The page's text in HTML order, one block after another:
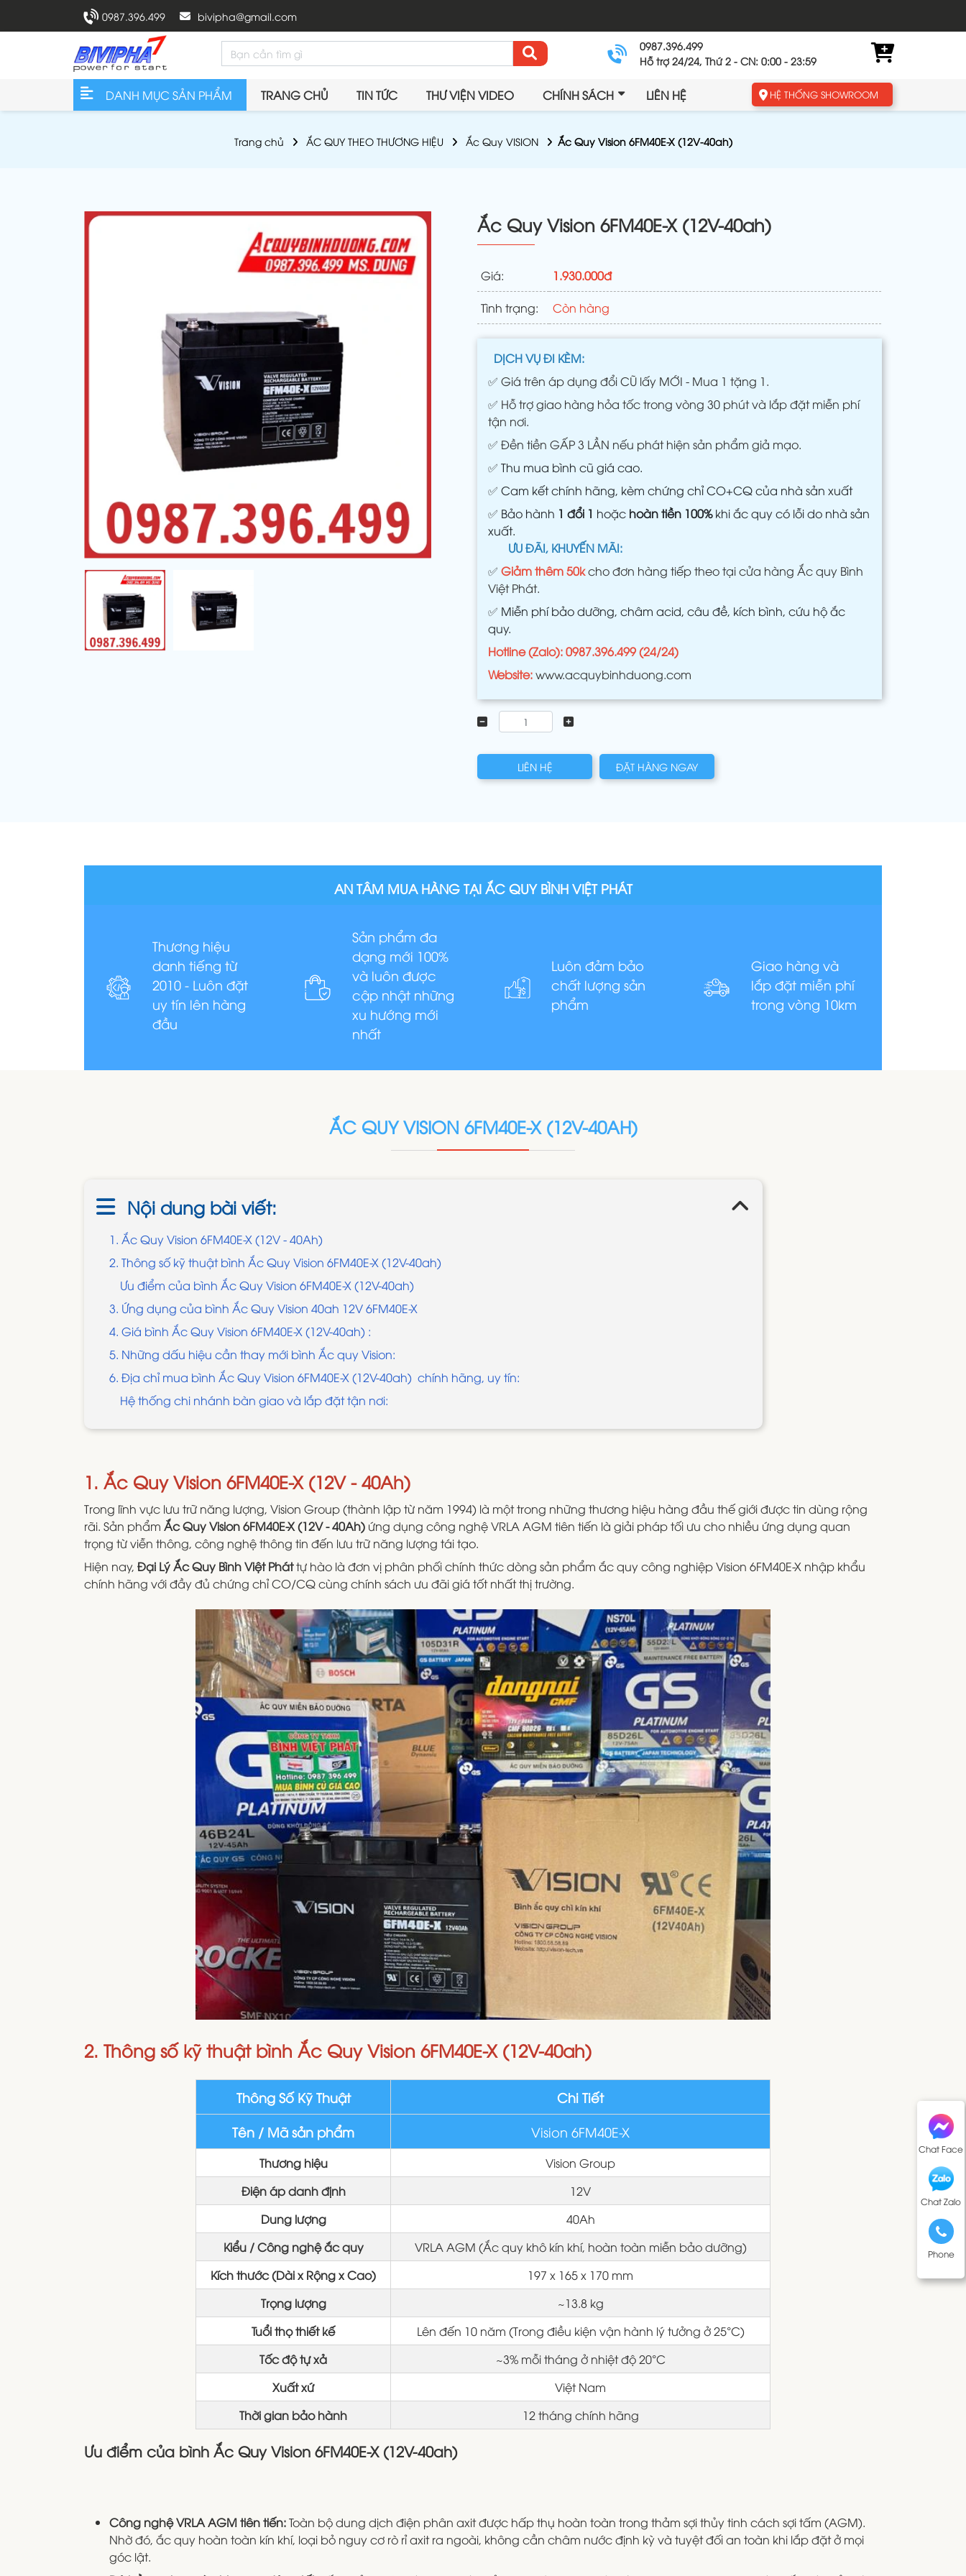
0987.396.499 bivipha@gmail.com
0987.396.499
Hỗ trợ 24/24, Thứ 2 - CN: 0:00 - 23:59
DANH MỤC SẢN PHẨM TRANG CHỦ TIN TỨC THƯ VIỆN VIDEO CHÍNH SÁCH LIÊN HỆ HỆ THỐNG SHOWROOM
Chat Face
Chat Zalo
Phone
Trang chủ ẮC QUY THEO THƯƠNG HIỆU Ắc Quy VISION Ắc Quy Vision 6FM40E-X (12V-40ah)
Ắc Quy Vision 6FM40E-X (12V-40ah)
Giá: 1.930.000đ
Tình trạng: Còn hàng
DỊCH VỤ ĐI KÈM:
✅Giá trên áp dụng đổi CŨ lấy MỚI - Mua 1 tặng 1.
✅ Hỗ trợ giao hàng hỏa tốc trong vòng 30 phút và lắp đặt miễn phí
tận nơi.
✅Đền tiền GẤP 3 LẦN nếu phát hiện sản phẩm giả mạo.
✅Thu mua bình cũ giá cao.
✅Cam kết chính hãng, kèm chứng chỉ CO+CQ của nhà sản xuất
✅ Bảo hành 1 đổi 1 hoặc hoàn tiền 100%khi ắc quy có lỗi do nhà sản
xuất.
ƯU ĐÃI, KHUYẾN MÃI:
✅Giảm thêm 50kcho đơn hàng tiếp theo tại cửa hàng Ắc quy Bình
Việt Phát.
✅ Miễn phí bảo dưỡng, châm acid, câu đề, kích bình, cứu hộ ắc
quy.
Hotline (Zalo): 0987.396.499 (24/24)
Website:www.acquybinhduong.com
LIÊN HỆ ĐẶT HÀNG NGAY
AN TÂM MUA HÀNG TẠI ẮC QUY BÌNH VIỆT PHÁT
Thương hiệu
danh tiếng từ
2010 - Luôn đặt
uy tín lên hàng
đầu
Sản phẩm đa
dạng mới 100%
và luôn được
cập nhật những
xu hướng mới
nhất
Luôn đảm bảo
chất lượng sản
phẩm
Giao hàng và
lắp đặt miễn phí
trong vòng 10km
ẮC QUY VISION 6FM40E-X (12V-40AH)
Nội dung bài viết:
1. Ắc Quy Vision 6FM40E-X (12V - 40Ah)
2. Thông số kỹ thuật bình Ắc Quy Vision 6FM40E-X (12V-40ah)
Ưu điểm của bình Ắc Quy Vision 6FM40E-X (12V-40ah)
3. Ứng dụng của bình Ắc Quy Vision 40ah 12V 6FM40E-X
4. Giá bình Ắc Quy Vision 6FM40E-X (12V-40ah) :
5. Những dấu hiệu cần thay mới bình Ắc quy Vision:
6. Địa chỉ mua bình Ắc Quy Vision 6FM40E-X (12V-40ah) chính hãng, uy tín:
Hệ thống chi nhánh bàn giao và lắp đặt tận nơi:
1. Ắc Quy Vision 6FM40E-X (12V - 40Ah)
Trong lĩnh vực lưu trữ năng lượng, Vision Group (thành lập từ năm 1994) là một trong những thương hiệu hàng đầu thế giới được tin dùng rộng
rãi. Sản phẩm Ắc Quy Vision 6FM40E-X (12V - 40Ah) ứng dụng công nghệ VRLA AGM tiên tiến là giải pháp tối ưu cho nhiều ứng dụng quan
trọng từ viễn thông, công nghệ thông tin đến lưu trữ năng lượng tái tạo.
Hiện nay, Đại Lý Ắc Quy Bình Việt Pháttự hào là đơn vị phân phối chính thức dòng sản phẩm ắc quy công nghiệp Vision 6FM40E-X nhập khẩu
chính hãng với đầy đủ chứng chỉ CO/CQ cùng chính sách ưu đãi giá tốt nhất thị trường.
2. Thông số kỹ thuật bình Ắc Quy Vision 6FM40E-X (12V-40ah)
Thông Số Kỹ Thuật
Chi Tiết
Tên / Mã sản phẩm
Vision 6FM40E-X
Thương hiệu
Vision Group
Điện áp danh định
12V
Dung lượng
40Ah
Kiểu / Công nghệ ắc quy
VRLA AGM (Ắc quy khô kín khí, hoàn toàn miễn bảo dưỡng)
Kích thước (Dài x Rộng x Cao)
197 x 165 x 170 mm
Trọng lượng
~13.8 kg
Tuổi thọ thiết kế
Lên đến 10 năm (Trong điều kiện vận hành lý tưởng ở 25°C)
Tốc độ tự xả
~3% mỗi tháng ở nhiệt độ 20°C
Xuất xứ
Việt Nam
Thời gian bảo hành
12 tháng chính hãng
Ưu điểm của bình Ắc Quy Vision 6FM40E-X (12V-40ah)
Công nghệ VRLA AGM tiên tiến:Toàn bộ dung dịch điện phân axit được hấp thụ hoàn toàn trong thảm sợi thủy tinh cách sợi tấm (AGM).
Nhờ đó, ắc quy hoàn toàn kín khí, loại bỏ nguy cơ rò rỉ axit ra ngoài, không cần châm nước định kỳ và tuyệt đối an toàn khi lắp đặt ở mọi
góc lật.